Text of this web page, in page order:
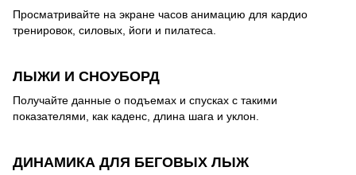
Просматривайте на экране часов анимацию для кардио
тренировок, силовых, йоги и пилатеса.
ЛЫЖИ И СНОУБОРД
Получайте данные о подъемах и спусках с такими
показателями, как каденс, длина шага и уклон.
ДИНАМИКА ДЛЯ БЕГОВЫХ ЛЫЖ